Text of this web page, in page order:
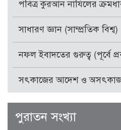
পবিত্র কুরআন নাযিলের
সাধারণ জ্ঞান (সাম্প্রতিক বিশ্ব)
নফল ইবাদতের গুরুত্ব (পূর্বে
সৎকাজের আদেশ ও অসৎকাজ
পুরাতন সংখ্যা